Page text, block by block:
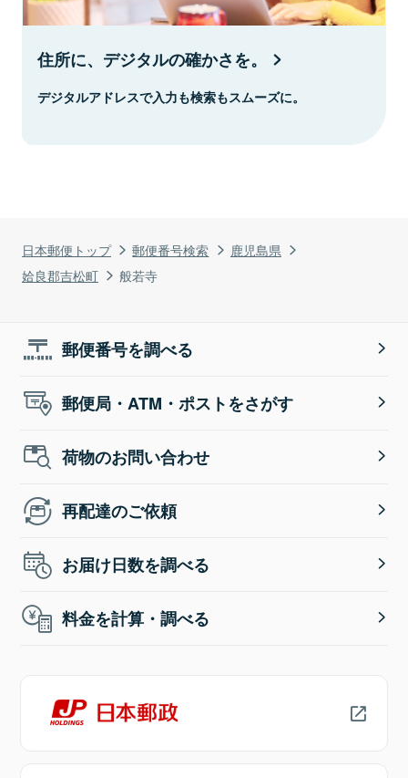
日本郵便トップ 郵便番号検索
鹿児島県
姶良郡吉松町
般若寺
住所に、デジタルの確かさを。
デジタルアドレスで入力も検索もスムーズに。
郵便番号を調べる
郵便局・ATM・ポストをさがす
荷物のお問い合わせ
再配達のご依頼
お届け日数を調べる
料金を計算・調べる